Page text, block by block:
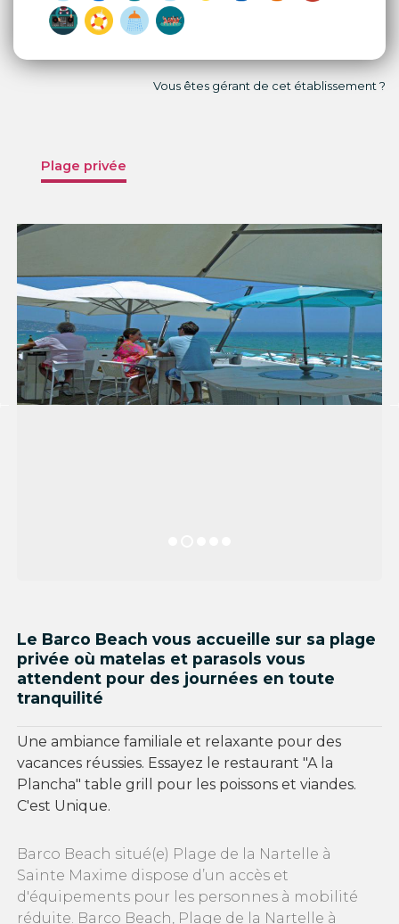
Vous êtes gérant de cet établissement ?
Plage privée
Le Barco Beach vous accueille sur sa plage
privée où matelas et parasols vous
attendent pour des journées en toute
tranquilité
Une ambiance familiale et relaxante pour des
vacances réussies. Essayez le restaurant "A la
Plancha" table grill pour les poissons et viandes.
C'est Unique.
Barco Beach situé(e) Plage de la Nartelle à
Sainte Maxime dispose d’un accès et
d'équipements pour les personnes à mobilité
réduite. Barco Beach, Plage de la Nartelle à